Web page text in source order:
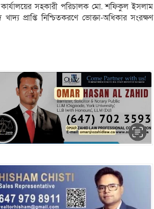
সহকারী পরিচালক মো. শফিকুল ইসলাম
প্রাপ্তি নিশ্চিতকরণে ভোক্তা-অধিকার সংরক্ষণ